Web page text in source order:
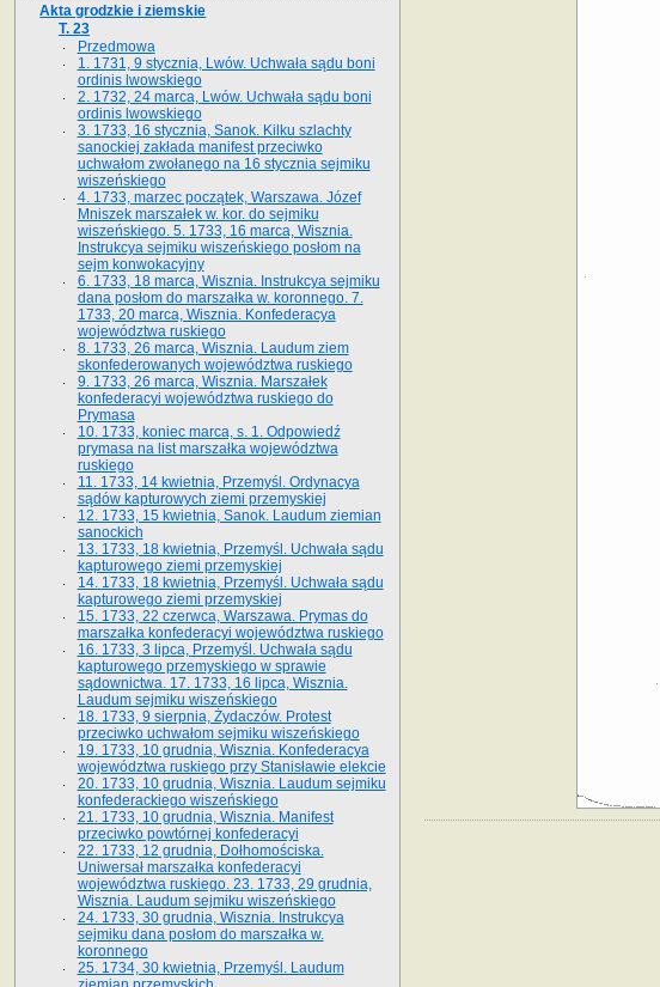
Akta grodzkie i ziemskie
T. 23
Przedmowa
1. 1731, 9 stycznia, Lwów. Uchwała sądu boni
ordinis lwowskiego
2. 1732, 24 marca, Lwów. Uchwała sądu boni
ordinis lwowskiego
3. 1733, 16 stycznia, Sanok. Kilku szlachty
sanockiej zakłada manifest przeciwko
uchwałom zwołanego na 16 stycz­nia sejmiku
wiszeńskiego
4. 1733, marzec początek, Warszawa. Józef
Mniszek marszałek w. kor. do sejmiku
wiszeńskiego. 5. 1733, 16 marca, Wisznia.
Instrukcya sejmiku wiszeńskiego posłom na
sejm konwokacyjny
6. 1733, 18 marca, Wisznia. Instrukcya sejmiku
dana posłom do marszałka w. koronnego. 7.
1733, 20 marca, Wisznia. Konfederacya
województwa ruskiego
8. 1733, 26 marca, Wisznia. Laudum ziem
skonfederowanych województwa ruskiego
9. 1733, 26 marca, Wisznia. Marszałek
konfederacyi województwa ruskiego do
Prymasa
10. 1733, koniec marca, s. 1. Odpowiedź
prymasa na list marszałka województwa
ruskiego
11. 1733, 14 kwietnia, Przemyśl. Ordynacya
sądów kapturowych ziemi przemyskiej
12. 1733, 15 kwietnia, Sanok. Laudum ziemian
sanockich
13. 1733, 18 kwietnia, Przemyśl. Uchwała sądu
kapturowego ziemi przemyskiej
14. 1733, 18 kwietnia, Przemyśl. Uchwała sądu
kapturowego ziemi przemyskiej
15. 1733, 22 czerwca, Warszawa. Prymas do
marszałka konfederacyi województwa ruskiego
16. 1733, 3 lipca, Przemyśl. Uchwała sądu
kapturowego przemyskiego w sprawie
sądownictwa. 17. 1733, 16 lipca, Wisznia.
Laudum sejmiku wiszeńskiego
18. 1733, 9 sierpnia, Żydaczów. Protest
przeciwko uchwałom sejmiku wiszeńskiego
19. 1733, 10 grudnia, Wisznia. Konfederacya
województwa ruskiego przy Stanisławie elekcie
20. 1733, 10 grudnia, Wisznia. Laudum sejmiku
konfederackiego wiszeńskiego
21. 1733, 10 grudnia, Wisznia. Manifest
przeciwko powtórnej konfederacyi
22. 1733, 12 grudnia, Dołhomościska.
Uniwersał marszałka konfederacyi
województwa ruskiego. 23. 1733, 29 grudnia,
Wisznia. Laudum sejmiku wiszeńskiego
24. 1733, 30 grudnia, Wisznia. Instrukcya
sejmiku dana posłom do marszałka w.
koronnego
25. 1734, 30 kwietnia, Przemyśl. Laudum